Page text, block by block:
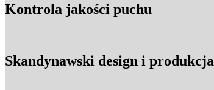
Kontrola jakości puchu
Skandynawski design i produkcja